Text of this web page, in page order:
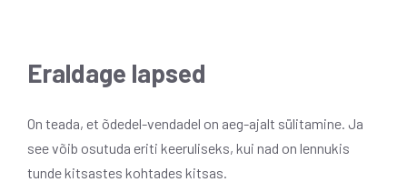
Eraldage lapsed
On teada, et õdedel-vendadel on aeg-ajalt sülitamine. Ja
see võib osutuda eriti keeruliseks, kui nad on lennukis
tunde kitsastes kohtades kitsas.